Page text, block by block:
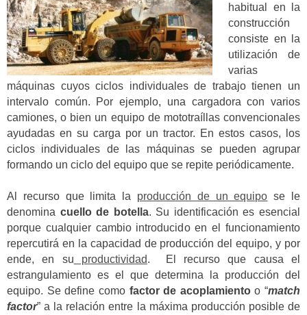
habitual en la
construcción
consiste en la
utilización de
varias
máquinas cuyos ciclos individuales de trabajo tienen un
intervalo común. Por ejemplo, una cargadora con varios
camiones, o bien un equipo de mototraíllas convencionales
ayudadas en su carga por un tractor. En estos casos, los
ciclos individuales de las máquinas se pueden agrupar
formando un ciclo del equipo que se repite periódicamente.
Al recurso que limita la producción de un equipo se le
denomina cuello de botella. Su identificación es esencial
porque cualquier cambio introducido en el funcionamiento
repercutirá en la capacidad de producción del equipo, y por
ende, en su productividad. El recurso que causa el
estrangulamiento es el que determina la producción del
equipo. Se define como factor de acoplamientoo “match
factor” a la relación entre la máxima producción posible de